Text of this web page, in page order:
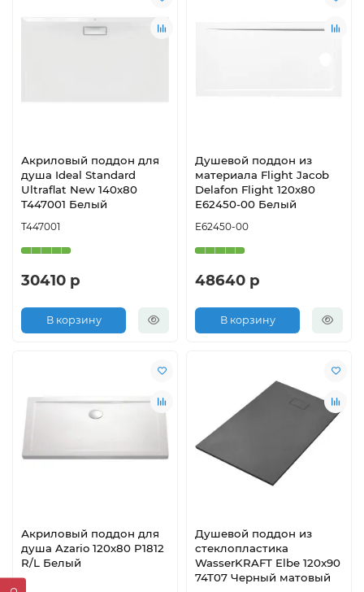
Акриловый поддон для
душа Ideal Standard
Ultraflat New 140х80
T447001 Белый
T447001
30410 р
В корзину
Душевой поддон из
материала Flight Jacob
Delafon Flight 120x80
E62450-00 Белый
E62450-00
48640 р
В корзину
Акриловый поддон для
душа Azario 120х80 P1812
R/L Белый
Душевой поддон из
стеклопластика
WasserKRAFT Elbe 120x90
74T07 Черный матовый